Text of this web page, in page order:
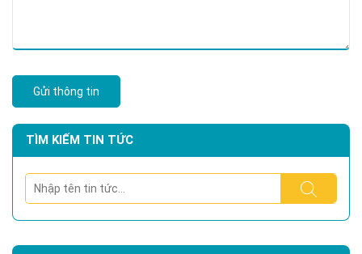
Gửi thông tin
TÌM KIẾM TIN TỨC